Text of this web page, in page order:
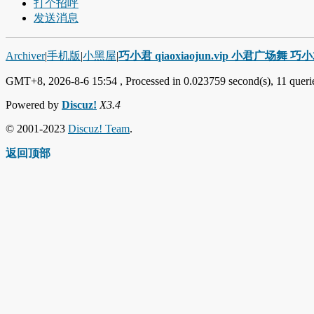
打个招呼
发送消息
Archiver|手机版|小黑屋|巧小君 qiaoxiaojun.vip 小君广场舞 巧
GMT+8, 2026-8-6 15:54 , Processed in 0.023759 second(s), 11
Powered by Discuz! X3.4
© 2001-2023 Discuz! Team.
返回顶部